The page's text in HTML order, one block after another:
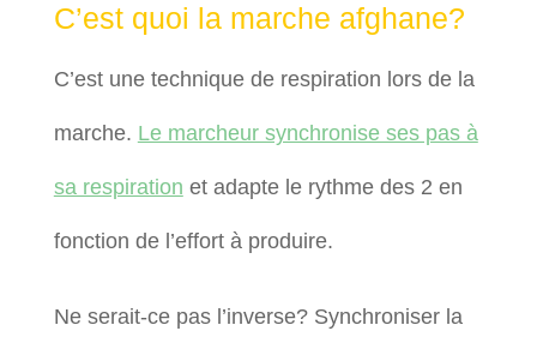
C’est quoi la marche afghane?
C’est une technique de respiration lors de la
marche. Le marcheur synchronise ses pas à
sa respiration et adapte le rythme des 2 en
fonction de l’effort à produire.
Ne serait-ce pas l’inverse? Synchroniser la